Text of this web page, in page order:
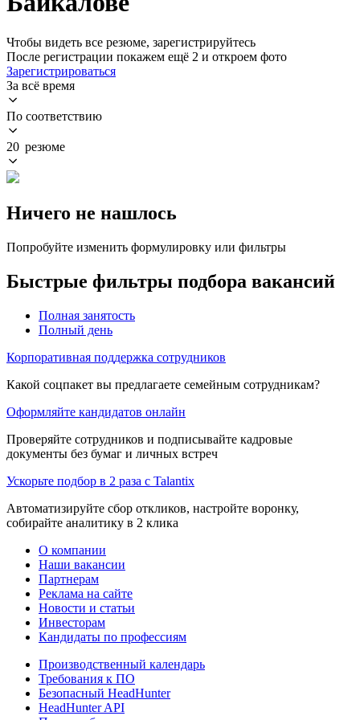
Чтобы видеть все резюме, зарегистрируйтесь
После регистрации покажем ещё 2 и откроем фото
Зарегистрироваться
За всё время
По соответствию
20 резюме
Ничего не нашлось
Попробуйте изменить формулировку или фильтры
Быстрые фильтры подбора вакансий
Полная занятость
Полный день
Корпоративная поддержка сотрудников
Какой соцпакет вы предлагаете семейным сотрудникам?
Оформляйте кандидатов онлайн
Проверяйте сотрудников и подписывайте кадровые
документы без бумаг и личных встреч
Ускорьте подбор в 2 раза с Talantix
Автоматизируйте сбор откликов, настройте воронку,
собирайте аналитику в 2 клика
О компании
Наши вакансии
Партнерам
Реклама на сайте
Новости и статьи
Инвесторам
Кандидаты по профессиям
Производственный календарь
Требования к ПО
Безопасный HeadHunter
HeadHunter API